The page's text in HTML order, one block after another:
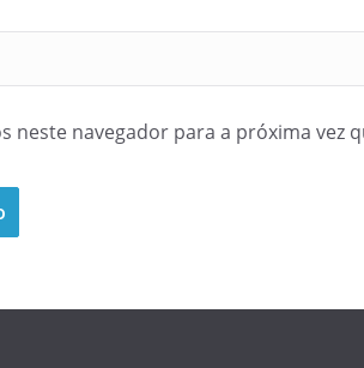
neste navegador para a próxima vez